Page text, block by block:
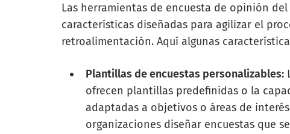
Las herramientas de encuesta de opinión
características diseñadas para agilizar el
retroalimentación. Aquí algunas
Plantillas de encuestas personalizables:
ofrecen plantillas predefinidas o la
adaptadas a objetivos o áreas de
organizaciones diseñar encuestas que